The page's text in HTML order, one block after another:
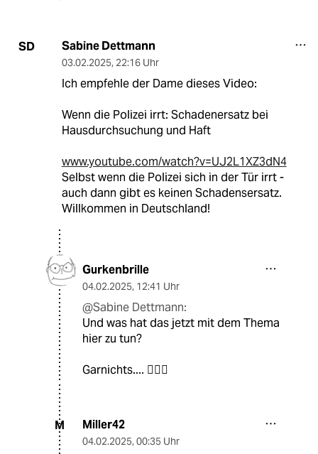
SD Sabine Dettmann
03.02.2025, 22:16 Uhr
Ich empfehle der Dame dieses Video:
Wenn die Polizei irrt: Schadenersatz bei
Hausdurchsuchung und Haft
www.youtube.com/watch?v=UJ2L1XZ3dN4
Selbst wenn die Polizei sich in der Tür irrt -
auch dann gibt es keinen Schadensersatz.
Willkommen in Deutschland!
Gurkenbrille
04.02.2025, 12:41 Uhr
@Sabine Dettmann:
Und was hat das jetzt mit dem Thema
hier zu tun?
Garnichts.... 🤷🏻‍♂️
M Miller42
04.02.2025, 00:35 Uhr